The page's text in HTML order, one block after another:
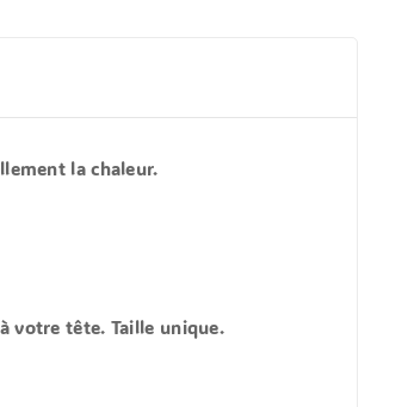
la chaleur.
votre tête. Taille unique.